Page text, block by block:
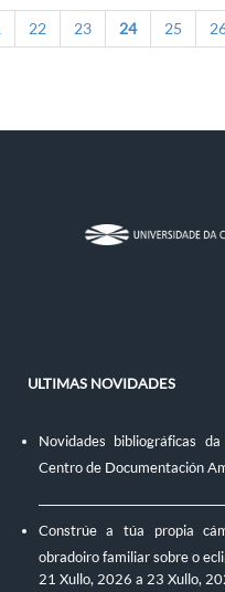
22 23 24 25
ULTIMAS NOVIDADES
Novidades bibliográficas
Centro de Documentación
Constrúe a túa propia
obradoiro familiar sobre o
21 Xullo, 2026 a 23 Xullo,